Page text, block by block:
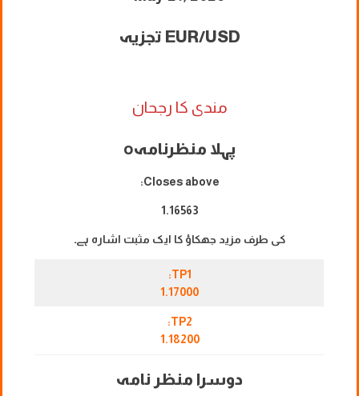
EUR/USD تجزیہ
مندی کا رجحان
پہلا منظرنامہo
Closes above:
1.16563
کی طرف مزید جھکاؤ کا ایک مثبت اشارہ ہے۔
TP1:
1.17000
TP2:
1.18200
دوسرا منظر نامہ